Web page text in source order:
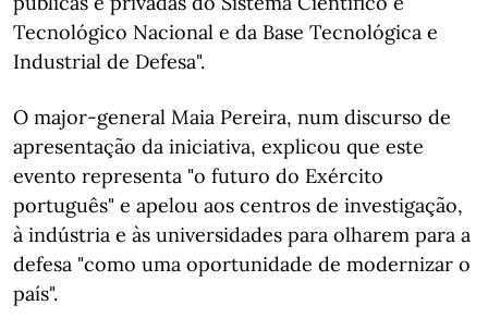
Tecnológico Nacional e da Base Tecnológica e
Industrial de Defesa".
O major-general Maia Pereira, num discurso de
apresentação da iniciativa, explicou que este
evento representa "o futuro do Exército
português" e apelou aos centros de investigação,
à indústria e às universidades para olharem para a
defesa "como uma oportunidade de modernizar o
país".